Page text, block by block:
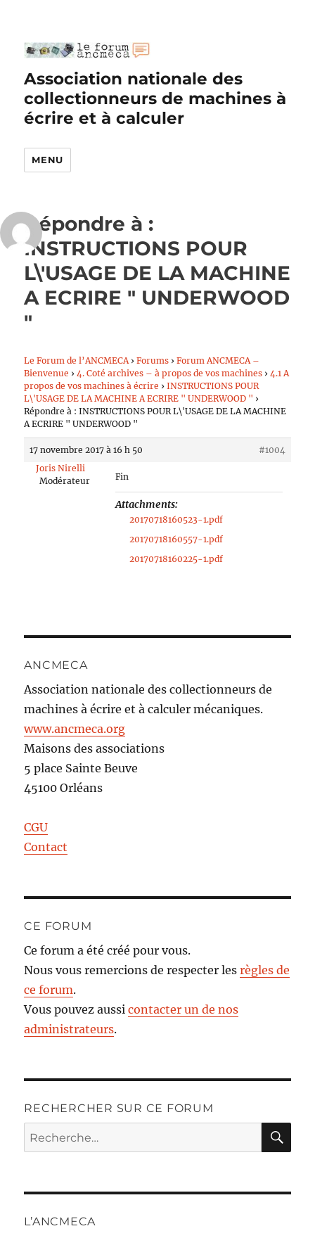
Association nationale des
collectionneurs de machines à
écrire et à calculer
MENU
Répondre à :
INSTRUCTIONS POUR
L\'USAGE DE LA MACHINE
A ECRIRE " UNDERWOOD
"
Le Forum de l’ANCMECA › Forums › Forum ANCMECA –
Bienvenue › 4. Coté archives – à propos de vos machines › 4.1 A
propos de vos machines à écrire › INSTRUCTIONS POUR
L\'USAGE DE LA MACHINE A ECRIRE " UNDERWOOD " ›
Répondre à : INSTRUCTIONS POUR L\'USAGE DE LA MACHINE
A ECRIRE " UNDERWOOD "
17 novembre 2017 à 16 h 50
#1004
Joris Nirelli
Modérateur
Fin
Attachments:
20170718160523-1.pdf
20170718160557-1.pdf
20170718160225-1.pdf
ANCMECA
Association nationale des collectionneurs de
machines à écrire et à calculer mécaniques.
www.ancmeca.org
Maisons des associations
5 place Sainte Beuve
45100 Orléans
CGU
Contact
CE FORUM
Ce forum a été créé pour vous.
Nous vous remercions de respecter lesrègles de
ce forum.
Vous pouvez aussicontacter un de nos
administrateurs.
RECHERCHER SUR CE FORUM
Recherche
pour :
L’ANCMECA